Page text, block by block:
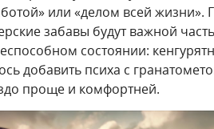
или «делом всей
забавы будут важной
состоянии:
добавить психа с
проще и комфортней.